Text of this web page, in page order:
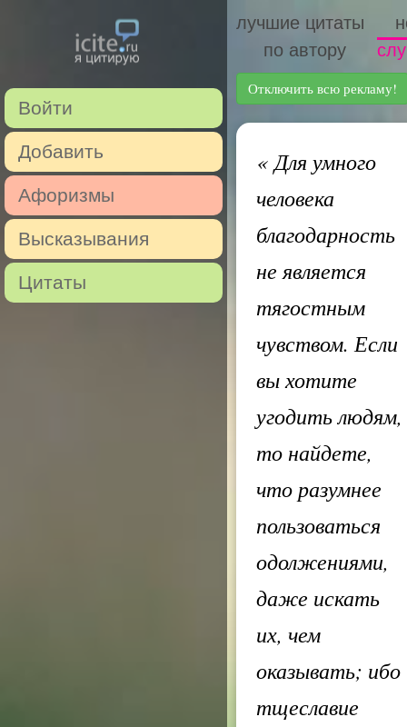
Войти
Добавить
Афоризмы
Высказывания
Цитаты
лучшие цитаты
по автору
Отключить всю рекламу!
«Для умного
человека
благодарность
не является
тягостным
чувством. Если
вы хотите
угодить людям,
то найдете,
что разумнее
пользоваться
одолжениями,
даже искать
их, чем
оказывать; ибо
тщеславие